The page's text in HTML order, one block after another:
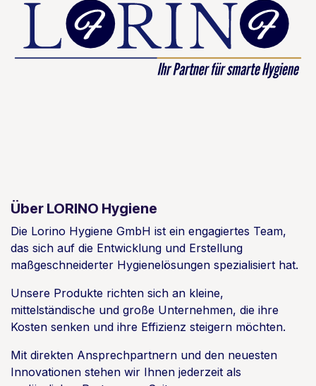
Über LORINO Hygiene
Die Lorino Hygiene GmbH ist ein engagiertes Team,
das sich auf die Entwicklung und Erstellung
maßgeschneiderter Hygienelösungen spezialisiert hat.
Unsere Produkte richten sich an kleine,
mittelständische und große Unternehmen, die ihre
Kosten senken und ihre Effizienz steigern möchten.
Mit direkten Ansprechpartnern und den neuesten
Innovationen stehen wir Ihnen jederzeit als